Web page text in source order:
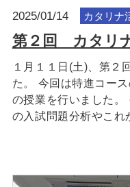
2025/01/14 カタリナ
第２回 カタリ
１月１１日(土)、第２
た。 今回は特進コー
の授業を行いました。
の入試問題分析やこ